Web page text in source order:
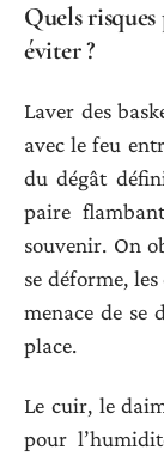
Quels
éviter ?
Laver des
avec le feu
du dégât
paire
souvenir. On
se déforme,
menace de se
place.
Le cuir, le
pour